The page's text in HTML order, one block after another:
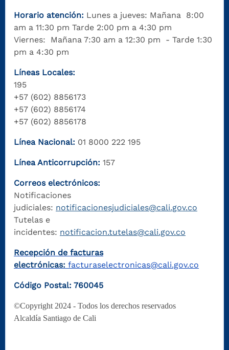
Horario atención: Lunes a jueves: Mañana 8:00
am a 11:30 pm Tarde 2:00 pm a 4:30 pm
Viernes: Mañana 7:30 am a 12:30 pm - Tarde 1:30
pm a 4:30 pm
Líneas Locales:
195
+57 (602) 8856173
+57 (602) 8856174
+57 (602) 8856178
Línea Nacional: 01 8000 222 195
Línea Anticorrupción: 157
Correos electrónicos:
Notificaciones
judiciales: notificacionesjudiciales@cali.gov.co
Tutelas e
incidentes: notificacion.tutelas@cali.gov.co
Recepción de facturas
electrónicas: facturaselectronicas@cali.gov.co
Código Postal: 760045
©Copyright 2024 - Todos los derechos reservados
Alcaldía Santiago de Cali